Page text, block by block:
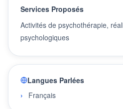
Services Proposés
Activités de psychothérapie,
psychologiques
Langues Parlées
Français